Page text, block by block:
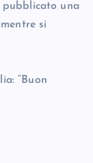
pubblicato una
si
“Buon